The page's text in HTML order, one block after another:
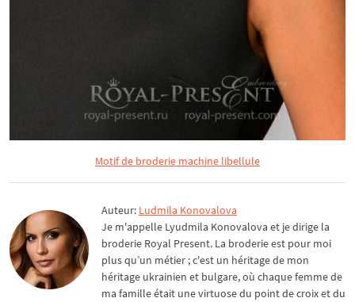
Motif de broderie machine libellule
Auteur: Ludmila Konovalova
Je m'appelle Lyudmila Konovalova et je dirige la
broderie Royal Present. La broderie est pour moi
plus qu’un métier ; c'est un héritage de mon
héritage ukrainien et bulgare, où chaque femme de
ma famille était une virtuose du point de croix et du